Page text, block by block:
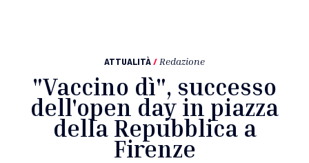
ATTUALITÀ/ Redazione
"Vaccino dì", successo
dell'open day in piazza
della Repubblica a
Firenze